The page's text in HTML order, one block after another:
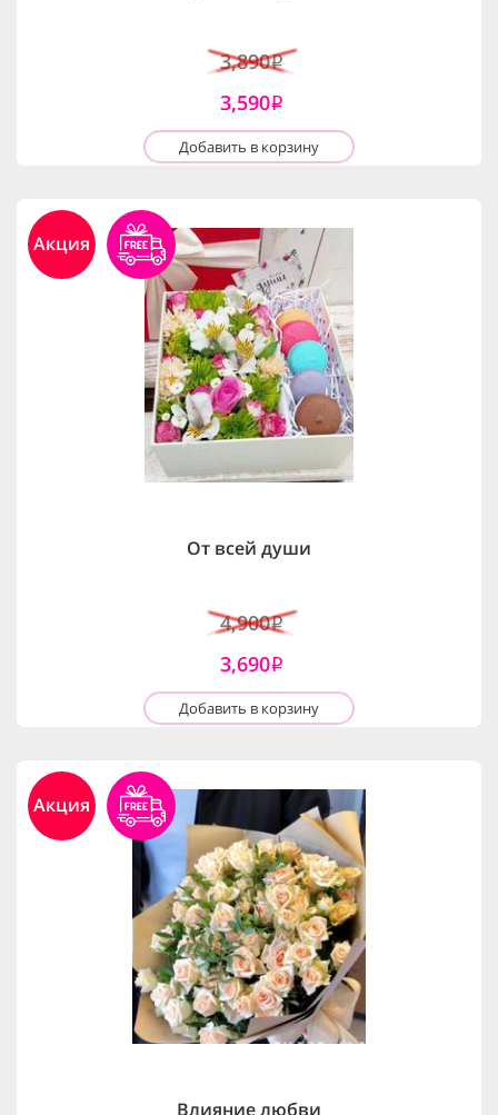
3,890i
3,590i
Добавить в корзину
Акция
От всей души
4,900i
3,690i
Добавить в корзину
Акция
Влияние любви